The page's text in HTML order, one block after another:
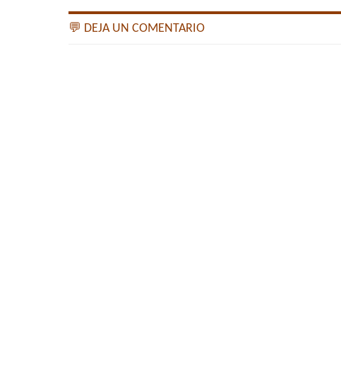
💬 DEJA UN COMENTARIO